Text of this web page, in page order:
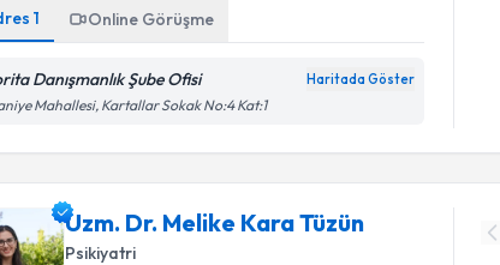
1 Online Görüşme
Danışmanlık Şube Ofisi Haritada Göster
Mahallesi, Kartallar Sokak No:4 Kat:1
Uzm. Dr. Melike Kara Tüzün
Psikiyatri